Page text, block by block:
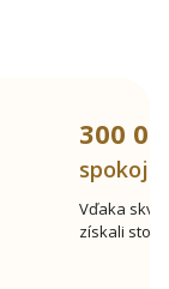
300
Vďaka
získali